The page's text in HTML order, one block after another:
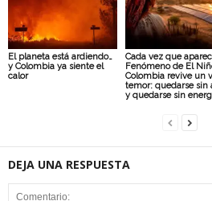
El planeta está ardiendo…
y Colombia ya siente el
calor
Cada vez que
Fenómeno de El
Colombia revive un
temor: quedarse sin
y quedarse sin
DEJA UNA RESPUESTA